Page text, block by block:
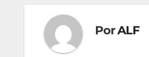
PorALF